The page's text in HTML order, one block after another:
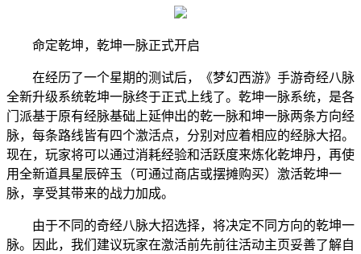
命定乾坤，乾坤一脉正式开启
在经历了一个星期的测试后，《梦幻西游》手游奇经八脉
全新升级系统乾坤一脉终于正式上线了。乾坤一脉系统，是各
门派基于原有经脉基础上延伸出的乾一脉和坤一脉两条方向经
脉，每条路线皆有四个激活点，分别对应着相应的经脉大招。
现在，玩家将可以通过消耗经验和活跃度来炼化乾坤丹，再使
用全新道具星辰碎玉（可通过商店或摆摊购买）激活乾坤一
脉，享受其带来的战力加成。
由于不同的奇经八脉大招选择，将决定不同方向的乾坤一
脉。因此，我们建议玩家在激活前先前往活动主页妥善了解自